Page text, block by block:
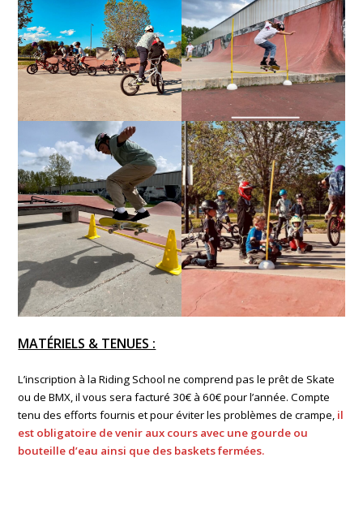
MATÉRIELS & TENUES :
L’inscription à la Riding School ne comprend pas le prêt de Skate
ou de BMX, il vous sera facturé 30€ à 60€ pour l’année. Compte
tenu des efforts fournis et pour éviter les problèmes de crampe, il
est obligatoire de venir aux cours avec une gourde ou
bouteille d’eau ainsi que des baskets fermées.